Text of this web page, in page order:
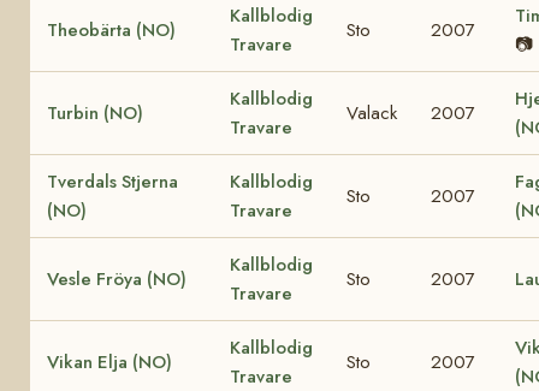
Theobärta (NO)
Kallblodig
Travare
Sto 2007
📷
Turbin (NO)
Kallblodig
Travare
Valack 2007
Tverdals Stjerna
(NO)
Kallblodig
Travare
Sto 2007
Vesle Fröya (NO)
Kallblodig
Travare
Sto 2007
Vikan Elja (NO)
Kallblodig
Travare
Sto 2007